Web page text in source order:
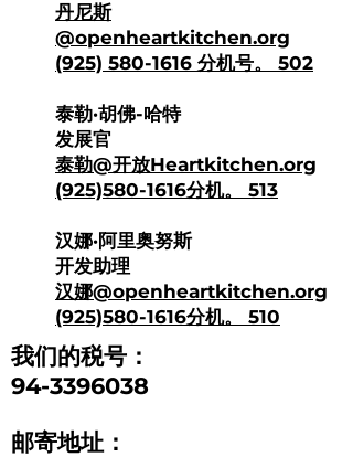
丹尼斯
@openheartkitchen.org
(925) 580-1616 分机号。 502
泰勒·胡佛-哈特
发展官
泰勒@开放Heartkitchen.org
(925)580-1616分机。 513
汉娜·阿里奥努斯
开发助理
汉娜@openheartkitchen.org
(925)580-1616分机。 510
我们的税号：
94-3396038
邮寄地址：